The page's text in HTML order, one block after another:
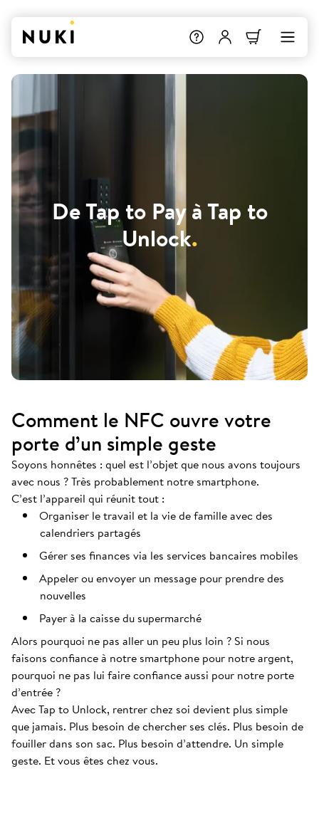
De Tap to Pay à Tap to
Unlock.
Comment le NFC ouvre votre
porte d’un simple geste
Soyons honnêtes : quel est l’objet que nous avons toujours
avec nous ? Très probablement notre smartphone.
C’est l’appareil qui réunit tout :
Organiser le travail et la vie de famille avec des
calendriers partagés
Gérer ses finances via les services bancaires mobiles
Appeler ou envoyer un message pour prendre des
nouvelles
Payer à la caisse du supermarché
Alors pourquoi ne pas aller un peu plus loin ? Si nous
faisons confiance à notre smartphone pour notre argent,
pourquoi ne pas lui faire confiance aussi pour notre porte
d’entrée ?
Avec Tap to Unlock, rentrer chez soi devient plus simple
que jamais. Plus besoin de chercher ses clés. Plus besoin de
fouiller dans son sac. Plus besoin d’attendre. Un simple
geste. Et vous êtes chez vous.